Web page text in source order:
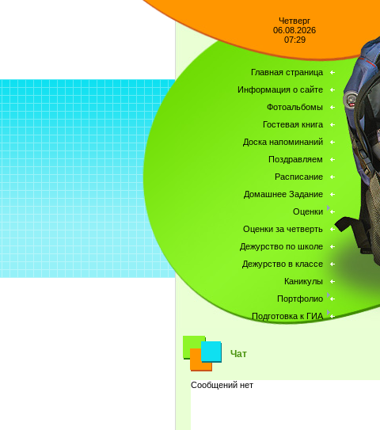
Четверг
06.08.2026
07:29
Главная страница
Информация о сайте
Фотоальбомы
Гостевая книга
Доска напоминаний
Поздравляем
Расписание
Домашнее Задание
Оценки
Оценки за четверть
Дежурство по школе
Дежурство в классе
Каникулы
Портфолио
Подготовка к ГИА
Чат